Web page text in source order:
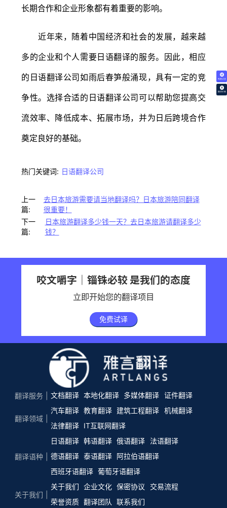
免费试译
翻译价格
长期合作和企业形象都有着重要的影响。
近年来，随着中国经济和社会的发展，越来越
多的企业和个人需要日语翻译的服务。因此，相应
的日语翻译公司如雨后春笋般涌现，具有一定的竞
争性。选择合适的日语翻译公司可以帮助您提高交
流效率、降低成本、拓展市场，并为日后跨境合作
奠定良好的基础。
热门关键词: 日语翻译公司
上一
篇:
去日本旅游需要请当地翻译吗？日本旅游陪同翻译
很重要！
下一
篇:
日本旅游翻译多少钱一天？去日本旅游请翻译多少
钱？
咬文嚼字｜锱铢必较 是我们的态度
立即开始您的翻译项目
免费试译
翻译服务 文档翻译 本地化翻译 多媒体翻译 证件翻译
翻译领域
汽车翻译 教育翻译 建筑工程翻译 机械翻译
法律翻译
IT互联网翻译
翻译语种
日语翻译 韩语翻译 俄语翻译
法语翻译
德语翻译 泰语翻译 阿拉伯语翻译
西班牙语翻译 葡萄牙语翻译
关于我们
关于我们 企业文化 保密协议
交易流程
荣誉资质 翻译团队 联系我们